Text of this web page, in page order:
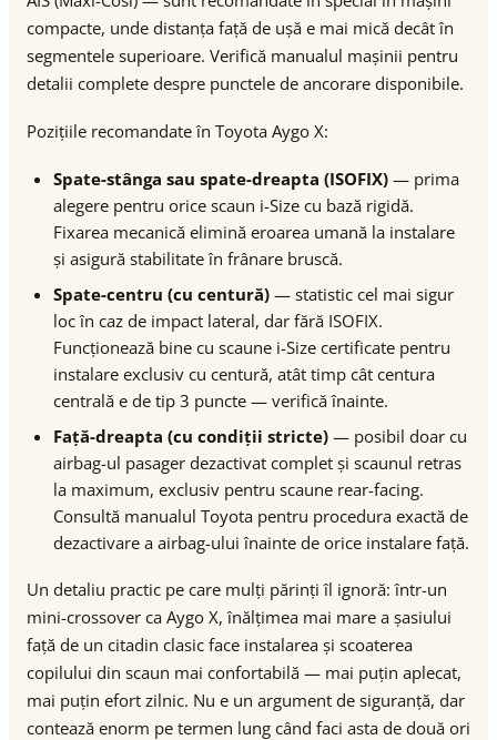
compacte, unde distanța față de ușă e mai mică decât în
segmentele superioare. Verifică manualul mașinii pentru
detalii complete despre punctele de ancorare disponibile.
Pozițiile recomandate în Toyota Aygo X:
Spate-stânga sau spate-dreapta (ISOFIX) — prima
alegere pentru orice scaun i-Size cu bază rigidă.
Fixarea mecanică elimină eroarea umană la instalare
și asigură stabilitate în frânare bruscă.
Spate-centru (cu centură) — statistic cel mai sigur
loc în caz de impact lateral, dar fără ISOFIX.
Funcționează bine cu scaune i-Size certificate pentru
instalare exclusiv cu centură, atât timp cât centura
centrală e de tip 3 puncte — verifică înainte.
Față-dreapta (cu condiții stricte) — posibil doar cu
airbag-ul pasager dezactivat complet și scaunul retras
la maximum, exclusiv pentru scaune rear-facing.
Consultă manualul Toyota pentru procedura exactă de
dezactivare a airbag-ului înainte de orice instalare față.
Un detaliu practic pe care mulți părinți îl ignoră: într-un
mini-crossover ca Aygo X, înălțimea mai mare a șasiului
față de un citadin clasic face instalarea și scoaterea
copilului din scaun mai confortabilă — mai puțin aplecat,
mai puțin efort zilnic. Nu e un argument de siguranță, dar
contează enorm pe termen lung când faci asta de două ori